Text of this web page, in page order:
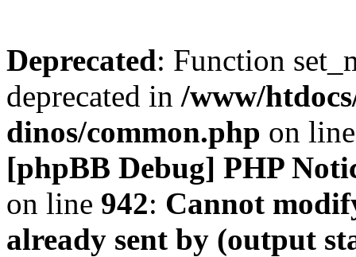
Deprecated: Function
deprecated in /www/
dinos/common.php on
[phpBB Debug] PHP
on line 942: Cannot
already sent by (output